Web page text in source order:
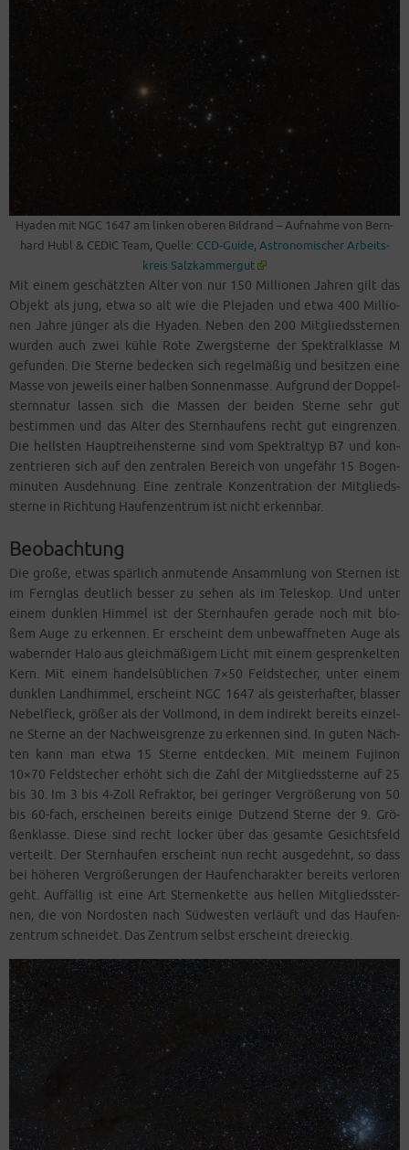
Hya­den mit NGC 1647 am lin­ken obe­ren Bild­rand – Auf­nah­me von Bern­
hard Hubl & CEDIC Team, Quel­le: CCD-Gui­de, Astro­no­mi­scher Arbeits­
kreis Salzkammergut
Mit einem geschätz­ten Alter von nur 150 Mil­lio­nen Jah­ren gilt das
Objekt als jung, etwa so alt wie die Ple­ja­den und etwa 400 Mil­lio­
nen Jah­re jün­ger als die Hya­den. Neben den 200 Mit­glieds­ster­nen
wur­den auch zwei küh­le Rote Zwerg­ster­ne der Spek­tral­klas­se M
gefun­den. Die Ster­ne bede­cken sich regel­mä­ßig und besit­zen eine
Mas­se von jeweils einer hal­ben Son­nen­mas­se. Auf­grund der Dop­pel­
stern­na­tur las­sen sich die Mas­sen der bei­den Ster­ne sehr gut
bestim­men und das Alter des Stern­hau­fens recht gut ein­gren­zen.
Die hells­ten Haupt­rei­hen­ster­ne sind vom Spek­tral­typ B7 und kon­
zen­trie­ren sich auf den zen­tra­len Bereich von unge­fähr 15 Bogen­
mi­nu­ten Aus­deh­nung. Eine zen­tra­le Kon­zen­tra­ti­on der Mit­glieds­
ster­ne in Rich­tung Hau­fen­zen­trum ist nicht erkennbar.
Beobachtung
Die gro­ße, etwas spär­lich anmu­ten­de Ansamm­lung von Ster­nen ist
im Fern­glas deut­lich bes­ser zu sehen als im Tele­skop. Und unter
einem dunk­len Him­mel ist der Stern­hau­fen gera­de noch mit blo­
ßem Auge zu erken­nen. Er erscheint dem unbe­waff­ne­ten Auge als
wabern­der Halo aus gleich­mä­ßi­gem Licht mit einem gespren­kel­ten
Kern. Mit einem han­dels­üb­li­chen 7×50 Feld­ste­cher, unter einem
dunk­len Land­him­mel, erscheint NGC 1647 als geis­ter­haf­ter, blas­ser
Nebel­fleck, grö­ßer als der Voll­mond, in dem indi­rekt bereits ein­zel­
ne Ster­ne an der Nach­weis­gren­ze zu erken­nen sind. In guten Näch­
ten kann man etwa 15 Ster­ne ent­de­cken. Mit mei­nem Fuji­non
10×70 Feld­ste­cher erhöht sich die Zahl der Mit­glieds­ster­ne auf 25
bis 30. Im 3 bis 4‑Zoll Refrak­tor, bei gerin­ger Ver­grö­ße­rung von 50
bis 60-fach, erschei­nen bereits eini­ge Dut­zend Ster­ne der 9. Grö­
ßen­klas­se. Die­se sind recht locker über das gesam­te Gesichts­feld
ver­teilt. Der Stern­hau­fen erscheint nun recht aus­ge­dehnt, so dass
bei höhe­ren Ver­grö­ße­run­gen der Hau­fen­cha­rak­ter bereits ver­lo­ren
geht. Auf­fäl­lig ist eine Art Ster­nen­ket­te aus hel­len Mit­glieds­ster­
nen, die von Nord­os­ten nach Süd­wes­ten ver­läuft und das Hau­fen­
zen­trum schnei­det. Das Zen­trum selbst erscheint dreieckig.